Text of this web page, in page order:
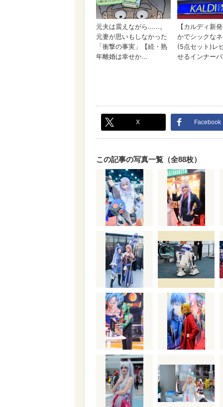
X Facebook
この記事の写真一覧（全88枚）